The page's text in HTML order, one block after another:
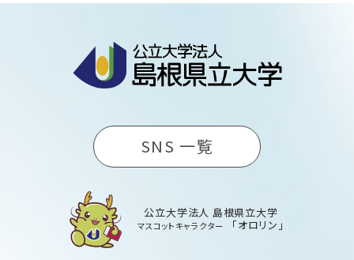
SNS 一覧
公立大学法人 島根県立大学
マスコットキャラクター 「オロリン」